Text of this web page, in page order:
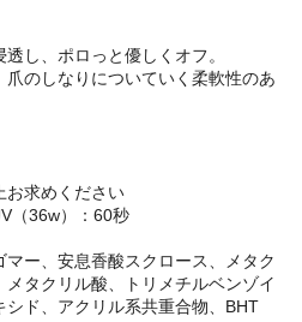
し、ポロっと優しくオフ。
のしなりについていく柔軟性のあ
お求めください
（36w）：60秒
ー、安息香酸スクロース、メタク
メタクリル酸、トリメチルベンゾイ
シド、アクリル系共重合物、BHT